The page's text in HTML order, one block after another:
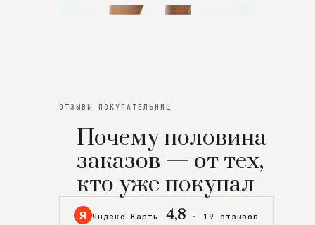
Комплект 02 · В зал
Комплект 03 · На особенный вечер
ОТЗЫВЫ ПОКУПАТЕЛЬНИЦ
Почему половина
заказов — от тех,
кто уже покупал
Я Яндекс Карты 4,8 · 19 отзывов